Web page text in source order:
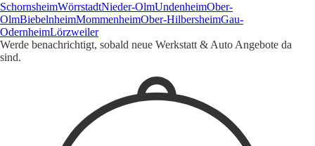
SchornsheimWörrstadtNieder-OlmUndenheimOber-
OlmBiebelnheimMommenheimOber-HilbersheimGau-
OdernheimLörzweiler
Werde benachrichtigt, sobald neue Werkstatt & Auto Angebote da
sind.